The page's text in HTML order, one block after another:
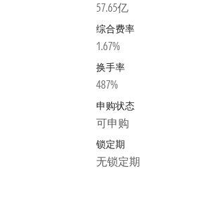
57.65亿
综合费率
1.67%
换手率
487%
申购状态
可申购
锁定期
无锁定期